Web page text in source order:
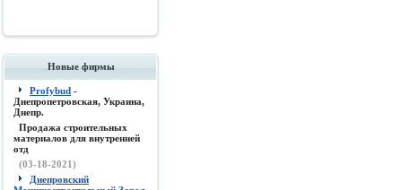
Новые фирмы
Profybud -
Днепропетровская, Украина,
Днепр.
Продажа строительных
материалов для внутренней
отд
(03-18-2021)
Днепровский